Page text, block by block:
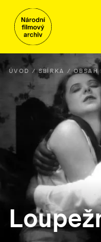
ÚVOD SBÍRKA OBSAH